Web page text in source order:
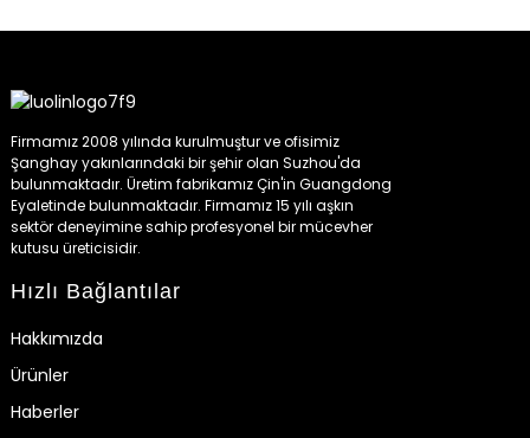
Firmamız 2008 yılında kurulmuştur ve ofisimiz
Şanghay yakınlarındaki bir şehir olan Suzhou'da
bulunmaktadır. Üretim fabrikamız Çin'in Guangdong
Eyaletinde bulunmaktadır. Firmamız 15 yılı aşkın
sektör deneyimine sahip profesyonel bir mücevher
kutusu üreticisidir.
Hızlı Bağlantılar
Hakkımızda
Ürünler
Haberler